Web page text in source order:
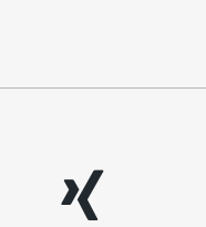
xing